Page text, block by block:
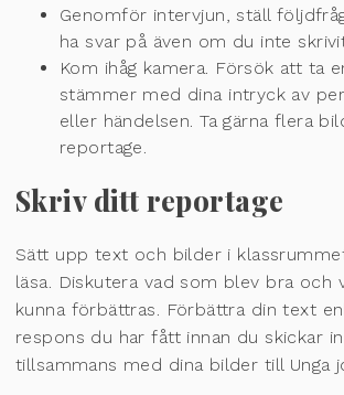
Genomför intervjun, ställ
ha svar på även om du inte
Kom ihåg kamera. Försök att ta
stämmer med dina intryck av
eller händelsen. Ta gärna flera
reportage.
Skriv ditt reportage
Sätt upp text och bilder i
läsa. Diskutera vad som blev bra och
kunna förbättras. Förbättra din text
respons du har fått innan du skickar
tillsammans med dina bilder till Unga